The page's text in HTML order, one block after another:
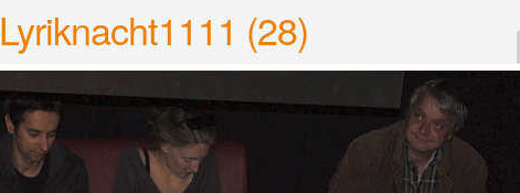
Lyriknacht1111 (28)